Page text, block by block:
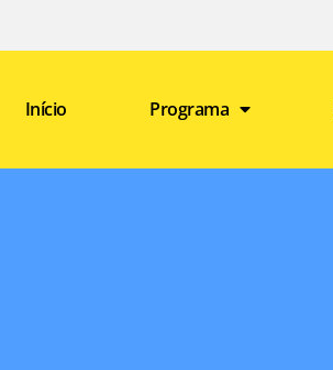
Início Programa